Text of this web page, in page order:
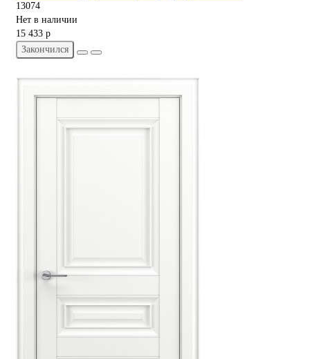
13074
Нет в наличии
15 433 р
Закончился